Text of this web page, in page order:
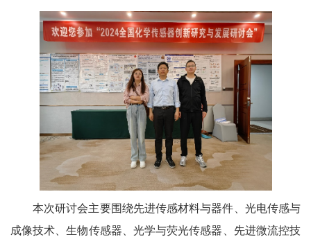
本次研讨会主要围绕先进传感材料与器件、光电传感与
成像技术、生物传感器、光学与荧光传感器、先进微流控技